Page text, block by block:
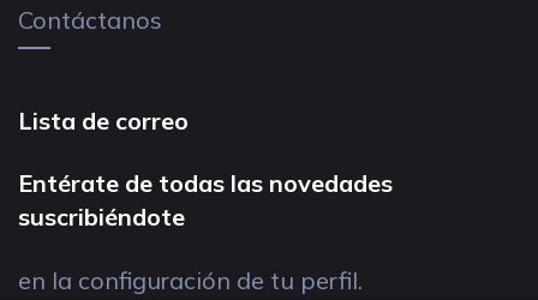
Contáctanos
Lista de correo
Entérate de todas las novedades
suscribiéndote
en la configuración de tu perfil.